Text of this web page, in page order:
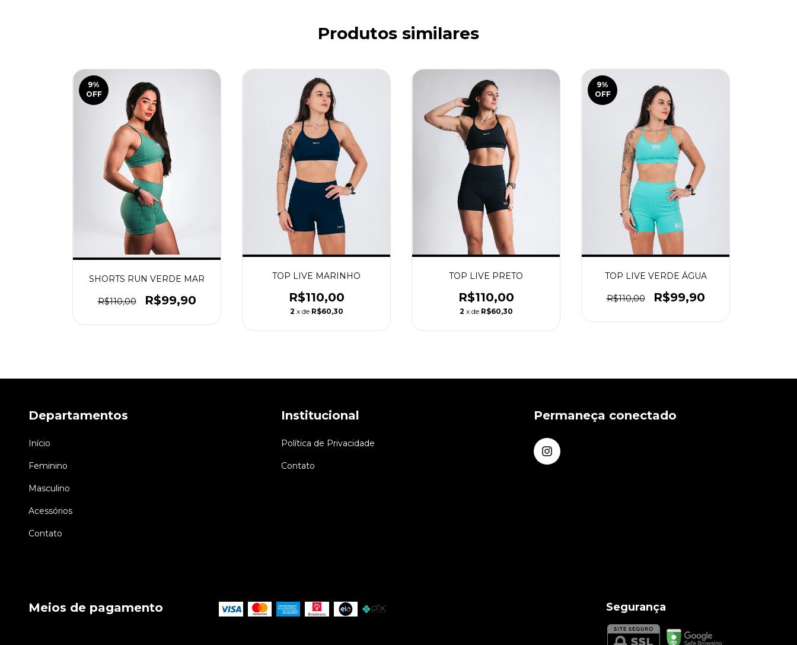
Produtos similares
9%
OFF
SHORTS RUN VERDE MAR
R$110,00 R$99,90
TOP LIVE MARINHO
R$110,00
2 x de R$60,30
TOP LIVE PRETO
R$110,00
2 x de R$60,30
9%
OFF
TOP LIVE VERDE ÁGUA
R$110,00 R$99,90
Departamentos
Início
Feminino
Masculino
Acessórios
Contato
Institucional
Política de Privacidade
Contato
Permaneça conectado
Meios de pagamento Segurança